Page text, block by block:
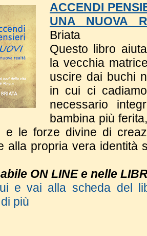
ACCENDI
UNA NUOVA
Briata
Questo libro a
la vecchia
uscire dai buchi
in cui ci
necessario
bambina più
e le forze divine di
alla propria vera identità
ON LINE e nelle
e vai alla scheda del
più